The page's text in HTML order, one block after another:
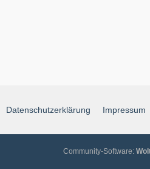
Datenschutzerklärung Impressum
Community-Software: